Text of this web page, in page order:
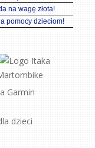
na wagę złota!
pomocy dzieciom!